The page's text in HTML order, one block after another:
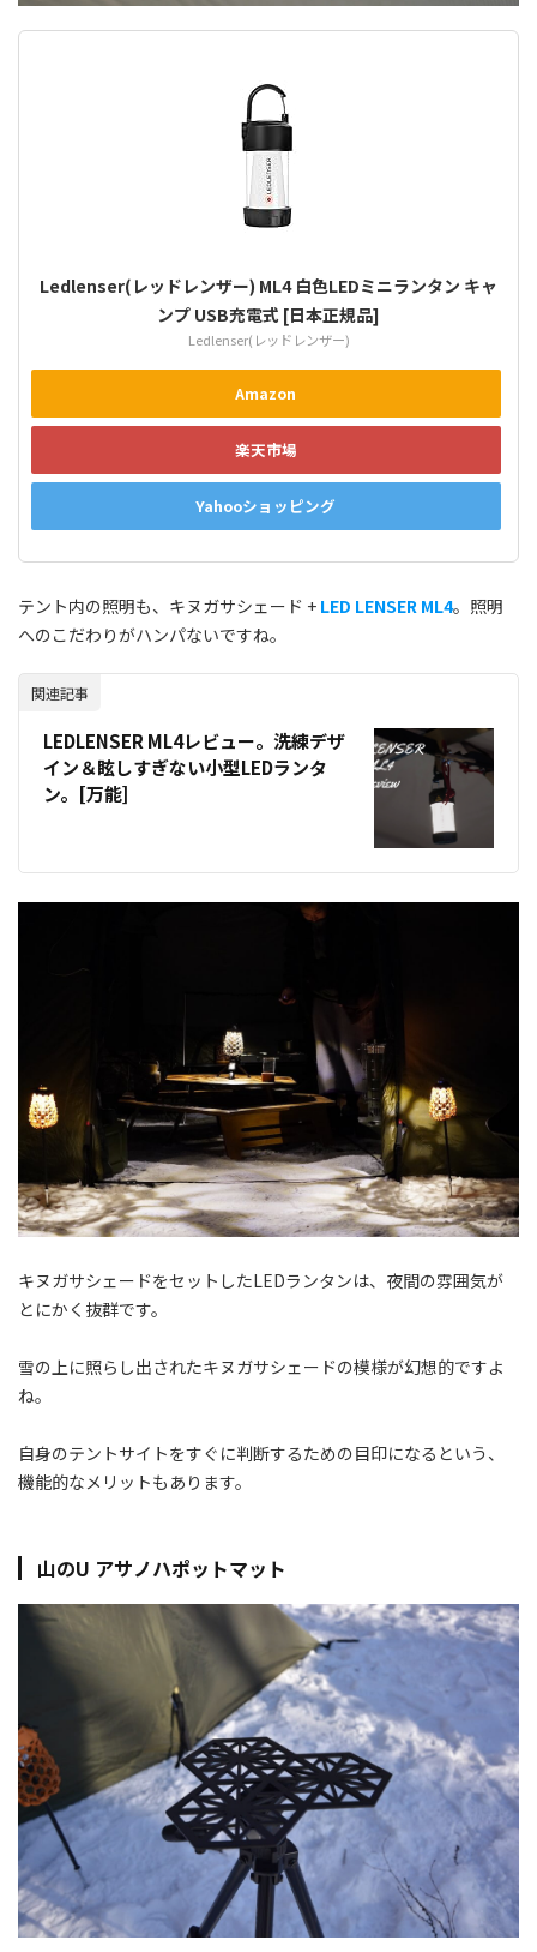
Ledlenser(レッドレンザー) ML4 白色LEDミニランタン キャ
ンプ USB充電式 [日本正規品]
Ledlenser(レッドレンザー)
Amazon
楽天市場
Yahooショッピング
テント内の照明も、キヌガサシェード + LED LENSER ML4。照明
へのこだわりがハンパないですね。
関連記事
LEDLENSER ML4レビュー。洗練デザ
イン＆眩しすぎない小型LEDランタ
ン。[万能]
キヌガサシェードをセットしたLEDランタンは、夜間の雰囲気が
とにかく抜群です。
雪の上に照らし出されたキヌガサシェードの模様が幻想的ですよ
ね。
自身のテントサイトをすぐに判断するための目印になるという、
機能的なメリットもあります。
山のU アサノハポットマット